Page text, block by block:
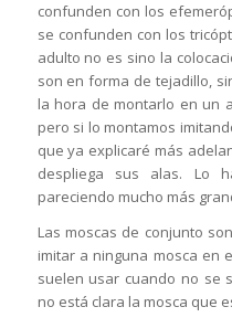
confunden con los
se confunden con los
adulto no es sino la
son en forma de tejadillo,
la hora de montarlo en un
pero si lo montamos
que ya explicaré más
despliega sus alas. Lo
pareciendo mucho más
Las moscas de conjunto
imitar a ninguna mosca en
suelen usar cuando no se
no está clara la mosca que